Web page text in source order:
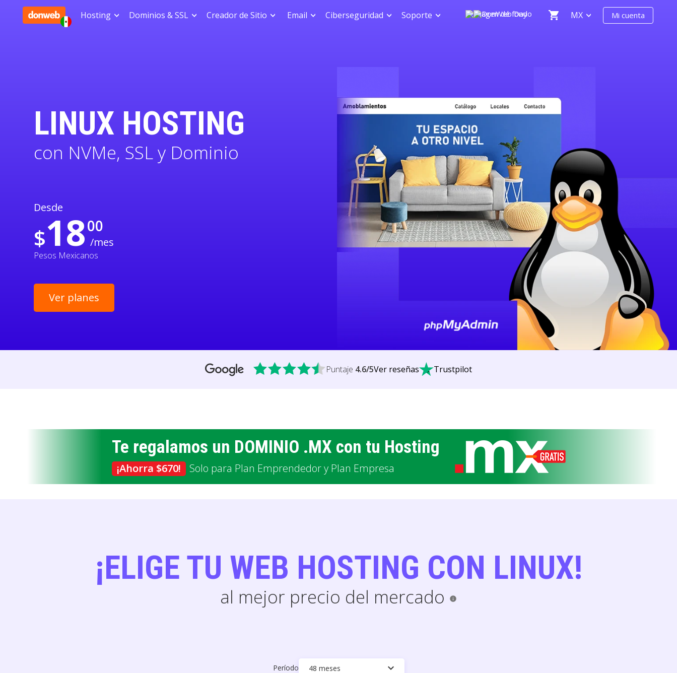
Hosting Dominios & SSL Creador de Sitio Email Ciberseguridad Soporte MX Mi cuenta
LINUX HOSTING
con NVMe, SSL y Dominio
Desde
$1800
/mes
Pesos Mexicanos
Ver planes
Puntaje 4.6/5Ver reseñas Trustpilot
Te regalamos un DOMINIO .MX con tu Hosting
¡Ahorra $670! Solo para Plan Emprendedor y Plan Empresa
¡ELIGE TU WEB HOSTING CON LINUX!
al mejor precio del mercado info
Período 48 meses keyboard_arrow_down